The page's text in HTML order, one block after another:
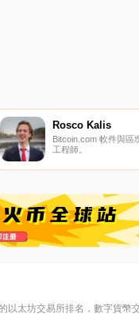
Rosco Kalis
Bitcoin.com 軟件與區
工程師。
以太坊交易所排名，數字貨